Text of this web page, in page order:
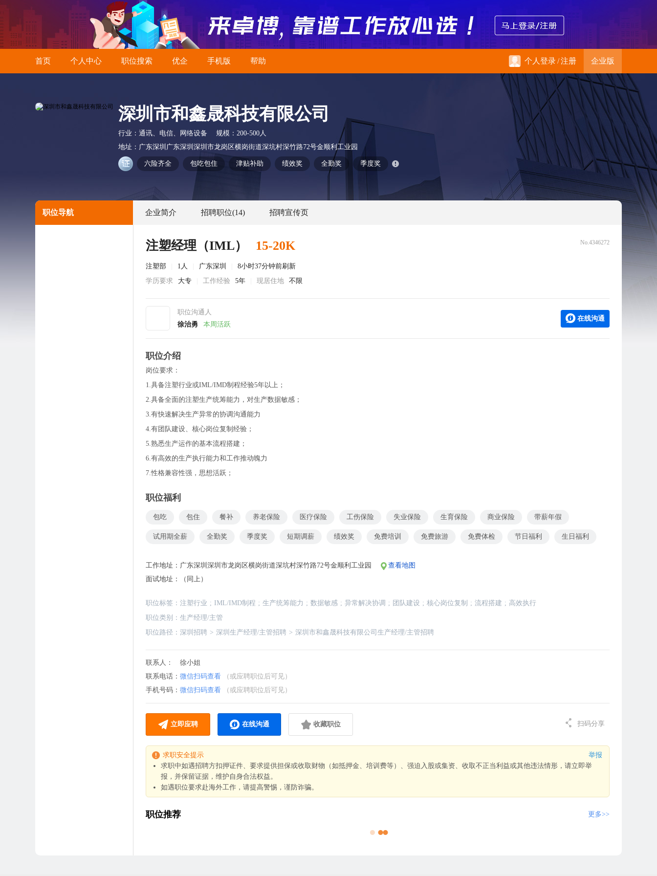
首页 个人中心 职位搜索 优企 手机版 帮助 个人登录/注册 企业版
深圳市和鑫晟科技有限公司
行业： 通讯、电信、网络设备 规模： 200-500人
地址： 广东深圳广东深圳深圳市龙岗区横岗街道深坑村深竹路72号金顺利工业园
六险齐全 包吃包住 津贴补助 绩效奖 全勤奖 季度奖
职位导航 企业简介 招聘职位(14) 招聘宣传页
注塑经理（IML） 15-20K No.4346272
注塑部 1人 广东深圳
8小时37分钟前刷新
学历要求
大专 工作经验 5年 现居住地 不限
职位沟通人
徐治勇
本周活跃
在线沟通
职位介绍
岗位要求：
1.具备注塑行业或IML/IMD制程经验5年以上；
2.具备全面的注塑生产统筹能力，对生产数据敏感；
3.有快速解决生产异常的协调沟通能力
4.有团队建设、核心岗位复制经验；
5.熟悉生产运作的基本流程搭建；
6.有高效的生产执行能力和工作推动魄力
7.性格兼容性强，思想活跃；
职位福利
包吃 包住 餐补 养老保险 医疗保险 工伤保险 失业保险 生育保险 商业保险 带薪年假
试用期全薪 全勤奖 季度奖 短期调薪 绩效奖 免费培训 免费旅游 免费体检 节日福利 生日福利
工作地址： 广东深圳深圳市龙岗区横岗街道深坑村深竹路72号金顺利工业园
查看地图
面试地址：
（同上）
职位标签： 注塑行业 ; IML/IMD制程 ; 生产统筹能力 ; 数据敏感 ; 异常解决协调 ; 团队建设 ; 核心岗位复制 ; 流程搭建 ; 高效执行
职位类别： 生产经理/主管
职位路径： 深圳招聘 > 深圳生产经理/主管招聘 > 深圳市和鑫晟科技有限公司生产经理/主管招聘
联系人：
徐小姐
联系电话： 微信扫码查看
（或应聘职位后可见）
手机号码： 微信扫码查看 （或应聘职位后可见）
立即应聘 在线沟通 收藏职位 扫码分享
求职安全提示
举报
求职中如遇招聘方扣押证件、要求提供担保或收取财物（如抵押金、培训费等）、强迫入股或集资、收取不正当利益或其他违法情形，请立即举
报，并保留证据，维护自身合法权益。
如遇职位要求赴海外工作，请提高警惕，谨防诈骗。
职位推荐 更多>>